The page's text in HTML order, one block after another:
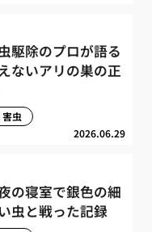
駆除のプロが語る
ないアリの巣の正
2026.06.29
害虫
の寝室で銀色の細
虫と戦った記録